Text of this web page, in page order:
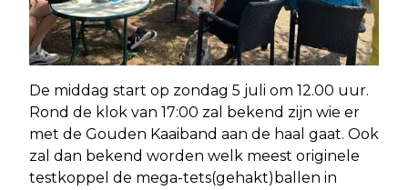
De middag start op zondag 5 juli om 12.00 uur.
Rond de klok van 17:00 zal bekend zijn wie er
met de Gouden Kaaiband aan de haal gaat. Ook
zal dan bekend worden welk meest originele
testkoppel de mega-tets(gehakt)ballen in